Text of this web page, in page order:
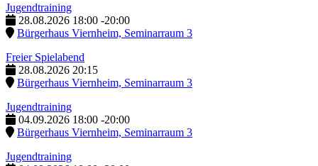
Jugendtraining
28.08.2026 18:00 -20:00
Bürgerhaus Viernheim, Seminarraum 3
Freier Spielabend
28.08.2026 20:15
Bürgerhaus Viernheim, Seminarraum 3
Jugendtraining
04.09.2026 18:00 -20:00
Bürgerhaus Viernheim, Seminarraum 3
Jugendtraining